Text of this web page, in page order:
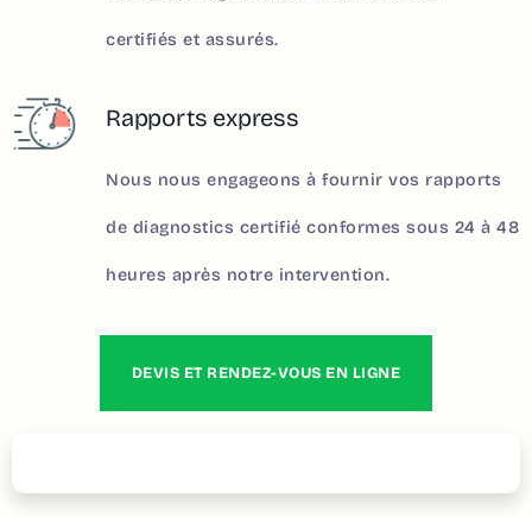
certifiés et assurés.
Rapports express
Nous nous engageons à fournir vos rapports
de diagnostics certifié conformes sous 24 à 48
heures après notre intervention.
DEVIS ET RENDEZ-VOUS EN LIGNE